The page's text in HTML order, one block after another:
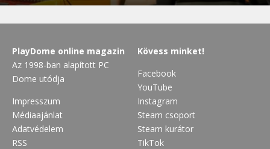
PlayDome online magazin
Az 1998-ban alapított PC
Dome utódja
Impresszum
Médiaajánlat
Adatvédelem
RSS
Kövess minket!
Facebook
YouTube
Instagram
Steam csoport
Steam kurátor
TikTok